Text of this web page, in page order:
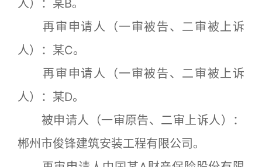
人）：某B。
再审申请人（一审被告、二审被上诉
人）：某C。
再审申请人（一审被告、二审被上诉
人）：某D。
被申请人（一审原告、二审上诉人）：
郴州市俊锋建筑安装工程有限公司。